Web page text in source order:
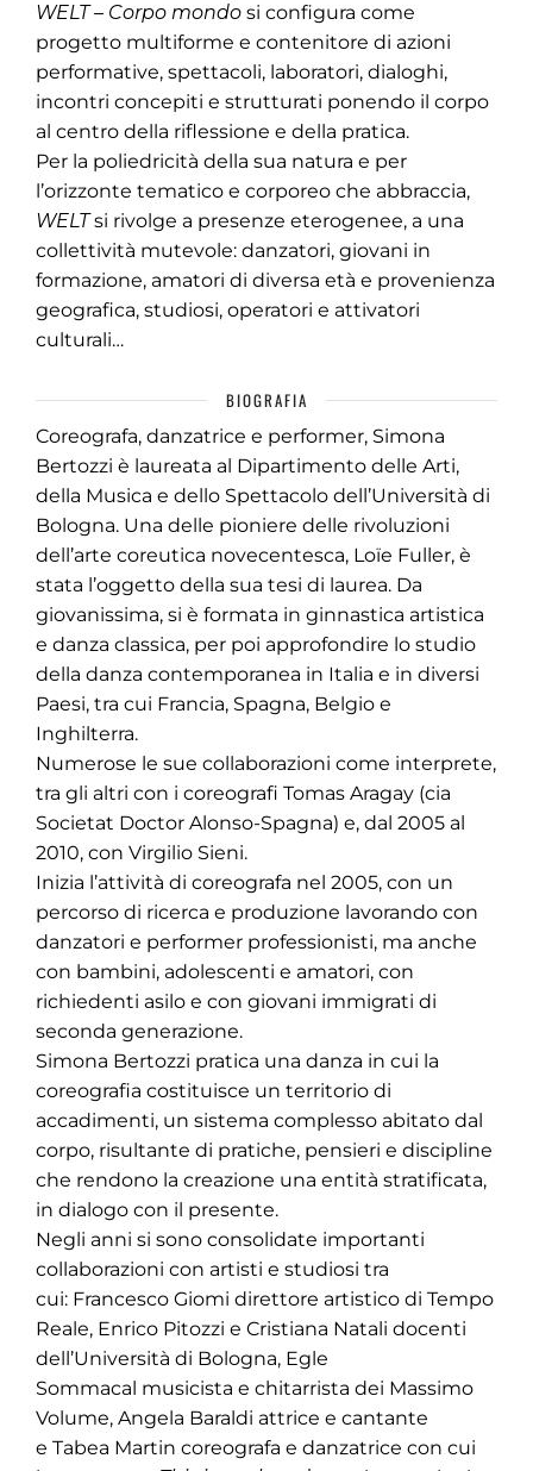
WELT – Corpo mondo si configura come
progetto multiforme e contenitore di azioni
performative, spettacoli, laboratori, dialoghi,
incontri concepiti e strutturati ponendo il corpo
al centro della riflessione e della pratica.
Per la poliedricità della sua natura e per
l’orizzonte tematico e corporeo che abbraccia,
WELTsi rivolge a presenze eterogenee, a una
collettività mutevole: danzatori, giovani in
formazione, amatori di diversa età e provenienza
geografica, studiosi, operatori e attivatori
culturali…
BIOGRAFIA
Coreografa, danzatrice e performer, Simona
Bertozzi è laureata al Dipartimento delle Arti,
della Musica e dello Spettacolo dell’Università di
Bologna. Una delle pioniere delle rivoluzioni
dell’arte coreutica novecentesca, Loïe Fuller, è
stata l’oggetto della sua tesi di laurea. Da
giovanissima, si è formata in ginnastica artistica
e danza classica, per poi approfondire lo studio
della danza contemporanea in Italia e in diversi
Paesi, tra cui Francia, Spagna, Belgio e
Inghilterra.
Numerose le sue collaborazioni come interprete,
tra gli altri con i coreografi Tomas Aragay (cia
Societat Doctor Alonso-Spagna) e, dal 2005 al
2010, con Virgilio Sieni.
Inizia l’attività di coreografa nel 2005, con un
percorso di ricerca e produzione lavorando con
danzatori e performer professionisti, ma anche
con bambini, adolescenti e amatori, con
richiedenti asilo e con giovani immigrati di
seconda generazione.
Simona Bertozzi pratica una danza in cui la
coreografia costituisce un territorio di
accadimenti, un sistema complesso abitato dal
corpo, risultante di pratiche, pensieri e discipline
che rendono la creazione una entità stratificata,
in dialogo con il presente.
Negli anni si sono consolidate importanti
collaborazioni con artisti e studiosi tra
cui: Francesco Giomi direttore artistico di Tempo
Reale, Enrico Pitozzi e Cristiana Natali docenti
dell’Università di Bologna, Egle
Sommacal musicista e chitarrista dei Massimo
Volume, Angela Baraldi attrice e cantante
e Tabea Martin coreografa e danzatrice con cui